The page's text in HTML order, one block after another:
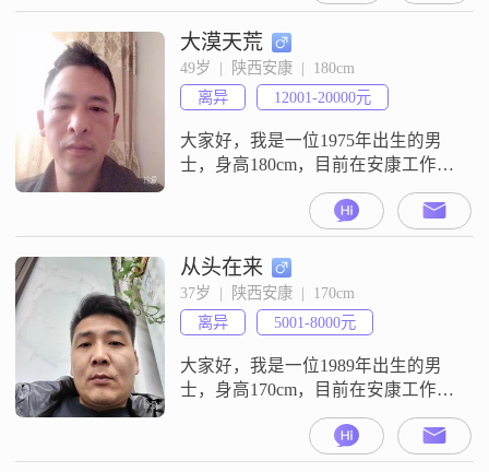
良的人请绕道
大漠天荒
49岁  |  陕西安康  |  180cm
离异
12001-20000元
大家好，我是一位1975年出生的男
士，身高180cm，目前在安康工作
##3002##我的月收入在12001到
20000元之间，学历是中专##3002##
我觉得自己是一个成熟稳重的人，
做事稳重可靠，对待事情有耐心，
能够包容他人的不足##3002##我非
常重视家庭，认为家庭是最重要的
支柱##3002##平时我喜欢探索美
食，
从头在来
37岁  |  陕西安康  |  170cm
离异
5001-8000元
大家好，我是一位1989年出生的男
士，身高170cm，目前在安康工作
##3002##我的月收入在5001到8000
元之间，虽然学历是高中及以下，
但我一直保持着积极向上的态度，